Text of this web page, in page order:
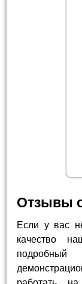
Отзывы
Если у вас
качество